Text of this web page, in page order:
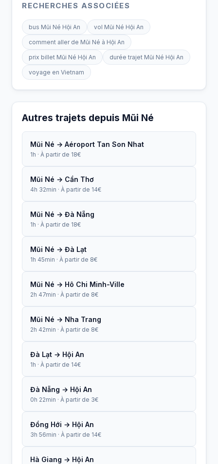
RECHERCHES ASSOCIÉES
bus Mũi Né Hội An vol Mũi Né Hội An
comment aller de Mũi Né à Hội An
prix billet Mũi Né Hội An durée trajet Mũi Né Hội An
voyage en Vietnam
Autres trajets depuis Mũi Né
Mũi Né → Aéroport Tan Son Nhat
1h · À partir de 18€
Mũi Né → Cần Thơ
4h 32min · À partir de 14€
Mũi Né → Đà Nẵng
1h · À partir de 18€
Mũi Né → Đà Lạt
1h 45min · À partir de 8€
Mũi Né → Hô Chi Minh-Ville
2h 47min · À partir de 8€
Mũi Né → Nha Trang
2h 42min · À partir de 8€
Đà Lạt → Hội An
1h · À partir de 14€
Đà Nẵng → Hội An
0h 22min · À partir de 3€
Đồng Hới → Hội An
3h 56min · À partir de 14€
Hà Giang → Hội An